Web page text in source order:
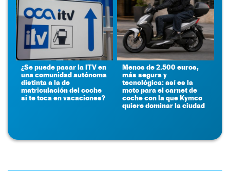
¿Se puede pasar la ITV en
una comunidad autónoma
distinta a la de
matriculación del coche
si te toca en vacaciones?
Menos de 2.500 euros,
más segura y
tecnológica: así es la
moto para el carnet de
coche con la que Kymco
quiere dominar la ciudad